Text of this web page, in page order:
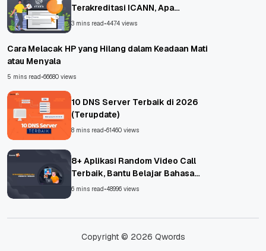
Terakreditasi ICANN, Apa
Untungnya?
3 mins read•4474 views
Cara Melacak HP yang Hilang dalam Keadaan Mati
atau Menyala
5 mins read•66680 views
10 DNS Server Terbaik di 2026
(Terupdate)
8 mins read•61460 views
8+ Aplikasi Random Video Call
Terbaik, Bantu Belajar Bahasa
Asing!
6 mins read•48996 views
Copyright © 2026 Qwords